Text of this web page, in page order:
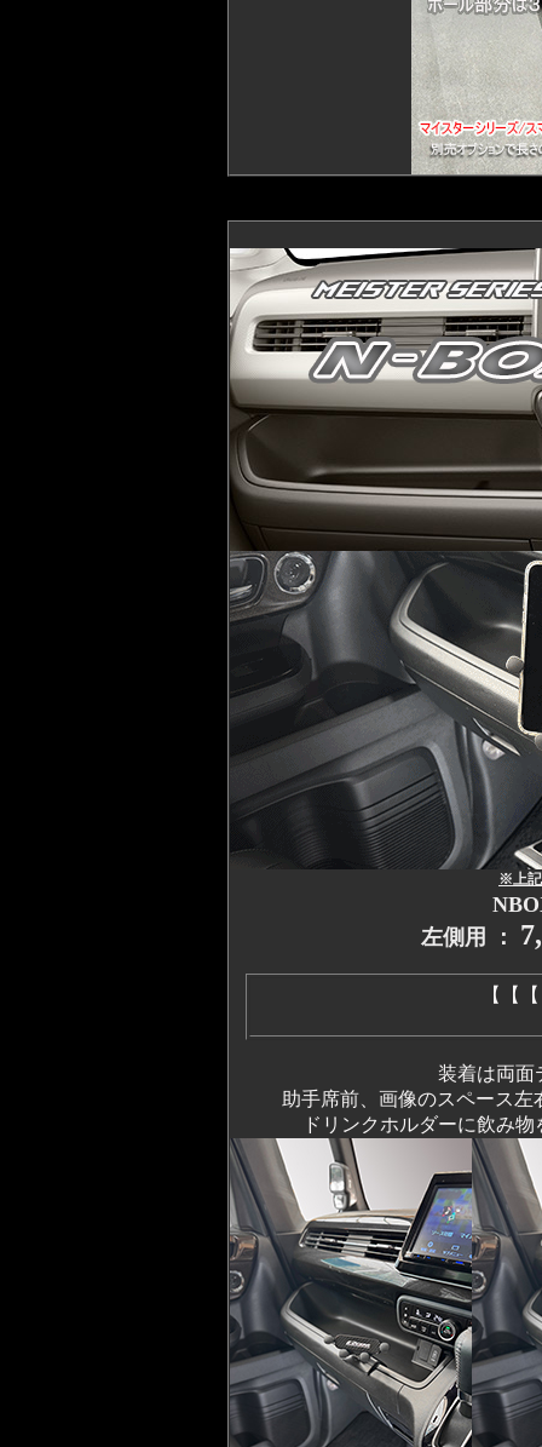
※上記
左側用 ：
【【
装着は両面
助手席前、画像のスペース
ドリンクホルダーに飲み